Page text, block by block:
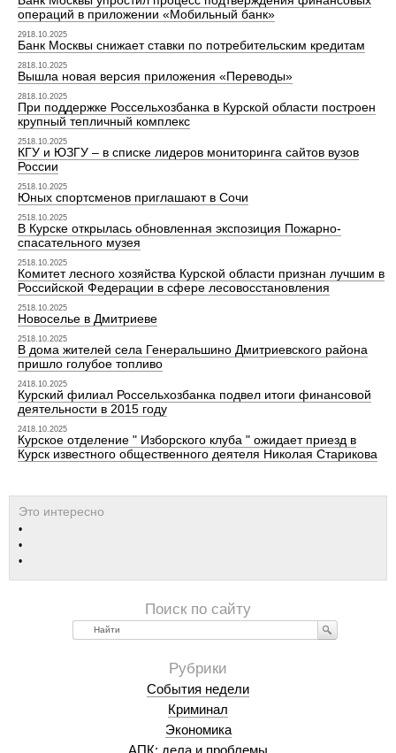
операций в приложении «Мобильный банк»
2918.10.2025
Банк Москвы снижает ставки по потребительским кредитам
2818.10.2025
Вышла новая версия приложения «Переводы»
2818.10.2025
При поддержке Россельхозбанка в Курской области построен
крупный тепличный комплекс
2518.10.2025
КГУ и ЮЗГУ – в списке лидеров мониторинга сайтов вузов
России
2518.10.2025
Юных спортсменов приглашают в Сочи
2518.10.2025
В Курске открылась обновленная экспозиция Пожарно-
спасательного музея
2518.10.2025
Комитет лесного хозяйства Курской области признан лучшим в
Российской Федерации в сфере лесовосстановления
2518.10.2025
Новоселье в Дмитриеве
2518.10.2025
В дома жителей села Генеральшино Дмитриевского района
пришло голубое топливо
2418.10.2025
Курский филиал Россельхозбанка подвел итоги финансовой
деятельности в 2015 году
2418.10.2025
Курское отделение " Изборского клуба " ожидает приезд в
Курск известного общественного деятеля Николая Старикова
Найти
События недели
Криминал
Экономика
АПК: дела и проблемы